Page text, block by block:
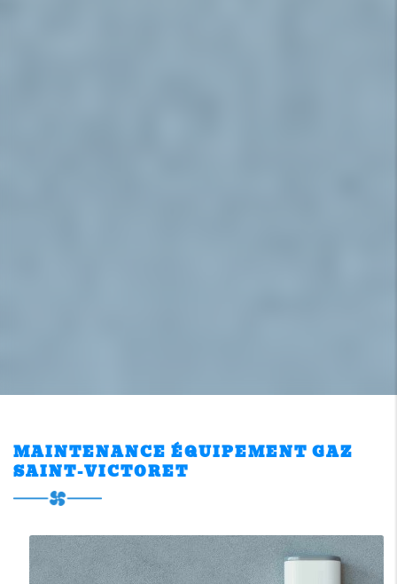
MAINTENANCE ÉQUIPEMENT GAZ
SAINT-VICTORET